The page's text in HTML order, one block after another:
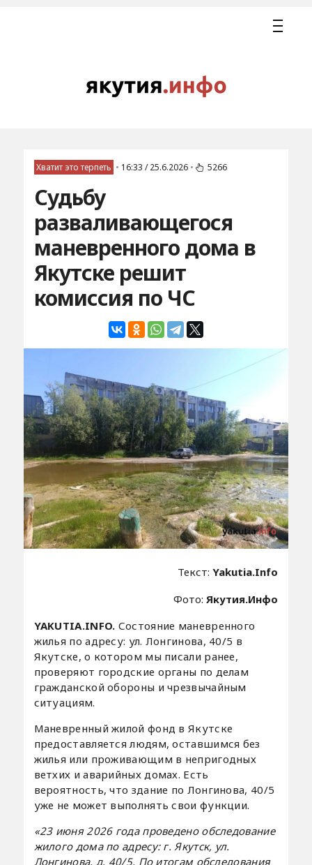
Хватит это терпеть • 16:33 / 25.6.2026 • 5266
Судьбу
разваливающегося
маневренного дома в
Якутске решит
комиссия по ЧС
Текст:Yakutia.Info
Фото: Якутия.Инфо
YAKUTIA.INFO. Состояние маневренного
жилья по адресу: ул. Лонгинова, 40/5 в
Якутске, о котором мы писали ранее,
проверяют городские органы по делам
гражданской обороны и чрезвычайным
ситуациям.
Маневренный жилой фонд в Якутске
предоставляется людям, оставшимся без
жилья или проживающим в непригодных
ветхих и аварийных домах. Есть
вероятность, что здание по Лонгинова, 40/5
уже не может выполнять свои функции.
«23 июня 2026 года проведено обследование
жилого дома по адресу: г. Якутск, ул.
Лонгинова, д. 40/5. По итогам обследования